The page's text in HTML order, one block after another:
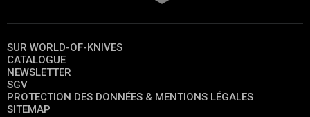
SUR WORLD-OF-KNIVES
CATALOGUE
NEWSLETTER
SGV
PROTECTION DES DONNÉES & MENTIONS LÉGALES
SITEMAP